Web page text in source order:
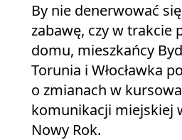
By nie denerwować
zabawę, czy w trakcie
domu, mieszkańcy
Torunia i Włocławka
o zmianach w
komunikacji miejskiej
Nowy Rok.